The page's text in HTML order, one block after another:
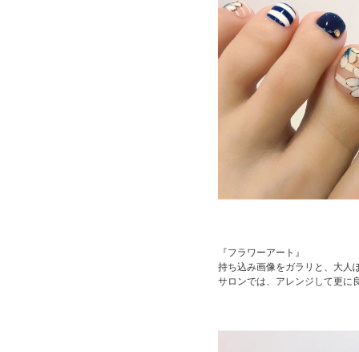
『フラワーアート』
持ち込み画像をガラリと、大人
サロンでは、アレンジして更に